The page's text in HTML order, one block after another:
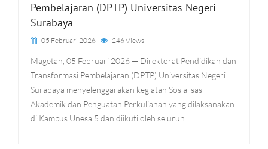
Pembelajaran (DPTP) Universitas Negeri
Surabaya
05 Februari 2026 246 Views
Magetan, 05 Februari 2026 — Direktorat Pendidikan dan
Transformasi Pembelajaran (DPTP) Universitas Negeri
Surabaya menyelenggarakan kegiatan Sosialisasi
Akademik dan Penguatan Perkuliahan yang dilaksanakan
di Kampus Unesa 5 dan diikuti oleh seluruh